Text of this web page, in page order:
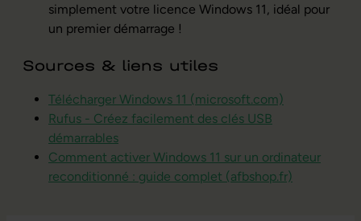
simplement votre licence Windows 11, idéal pour
un premier démarrage !
Sources & liens utiles
Télécharger Windows 11 (microsoft.com)
Rufus - Créez facilement des clés USB
démarrables
Comment activer Windows 11 sur un ordinateur
reconditionné : guide complet (afbshop.fr)